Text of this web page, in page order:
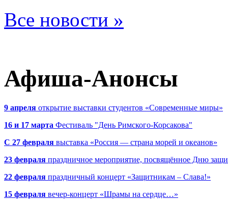
Все новости »
Афиша-Анонсы
9 апреля открытие выставки студентов «Современные миры»
16 и 17 марта Фестиваль "День Римского-Корсакова"
С 27 февраля выставка «Россия — страна морей и океанов»
23 февраля праздничное мероприятие, посвящённое Дню
22 февраля праздничный концерт «Защитникам – Слава!»
15 февраля вечер-концерт «Шрамы на сердце…»